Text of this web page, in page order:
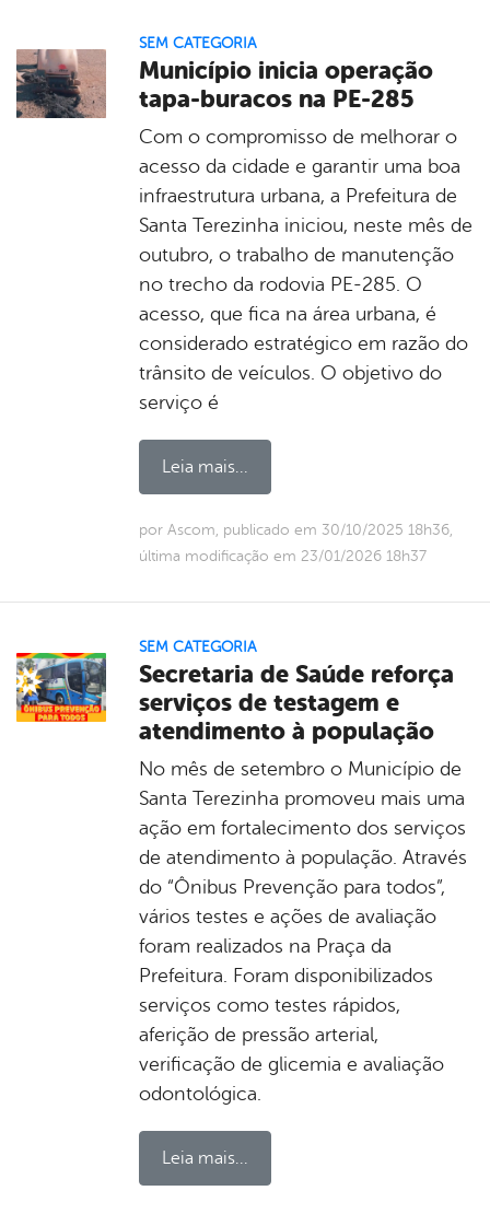
SEM CATEGORIA
Município inicia operação
tapa-buracos na PE-285
Com o compromisso de melhorar o
acesso da cidade e garantir uma boa
infraestrutura urbana, a Prefeitura de
Santa Terezinha iniciou, neste mês de
outubro, o trabalho de manutenção
no trecho da rodovia PE-285. O
acesso, que fica na área urbana, é
considerado estratégico em razão do
trânsito de veículos. O objetivo do
serviço é
Leia mais...
por Ascom, publicado em 30/10/2025 18h36,
última modificação em 23/01/2026 18h37
SEM CATEGORIA
Secretaria de Saúde reforça
serviços de testagem e
atendimento à população
No mês de setembro o Município de
Santa Terezinha promoveu mais uma
ação em fortalecimento dos serviços
de atendimento à população. Através
do “Ônibus Prevenção para todos”,
vários testes e ações de avaliação
foram realizados na Praça da
Prefeitura. Foram disponibilizados
serviços como testes rápidos,
aferição de pressão arterial,
verificação de glicemia e avaliação
odontológica.
Leia mais...